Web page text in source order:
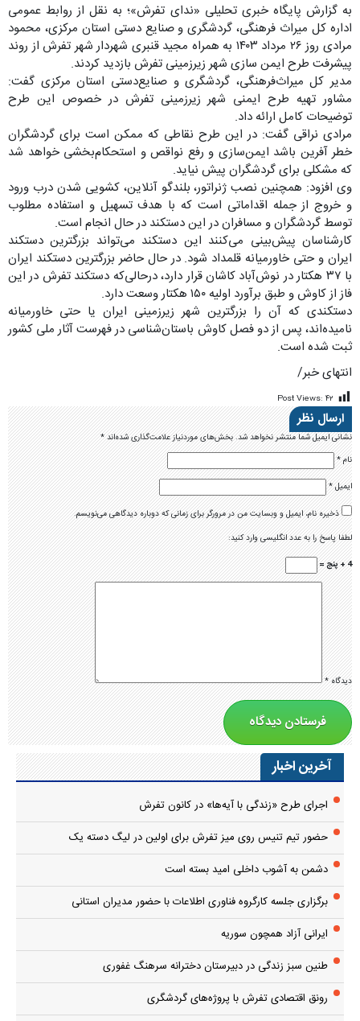
به گزارش پایگاه خبری تحلیلی «ندای تفرش»؛ به نقل از روابط‌ عمومی
اداره‌ کل میراث‌ فرهنگی، گردشگری و صنایع‌ دستی استان مرکزی، محمود
مرادی روز ۲۶ مرداد ۱۴۰۳ به همراه مجید قنبری شهردار شهر تفرش از روند
پیشرفت طرح ایمن سازی شهر زیرزمینی تفرش بازدید کردند.
مدیر کل میراث‌فرهنگی، گردشگری و صنایع‌دستی استان مرکزی گفت:
مشاور تهیه طرح ایمنی شهر زیرزمینی تفرش در خصوص این طرح
توضیحات کامل ارائه داد.
مرادی نراقی گفت: در این طرح نقاطی که ممکن است برای گردشگران
خطر آفرین باشد ایمن‌سازی و رفع نواقص و استحکام‌بخشی خواهد شد
که مشکلی برای گردشگران پیش نیاید.
وی افزود: همچنین نصب ژنراتور، بلندگو آنلاین، کشویی شدن درب ورود
و خروج از جمله اقداماتی است که با هدف تسهیل و استفاده مطلوب
توسط گردشگران و مسافران در این دستکند در حال انجام است.
کارشناسان پیش‌بینی می‌کنند این دستکند می‌تواند بزرگترین دستکند
ایران و حتی خاورمیانه قلمداد شود. در حال حاضر بزرگترین دستکند ایران
با ۳۷ هکتار در نوش‌آباد کاشان قرار دارد، درحالی‌که دستکند تفرش در این
فاز از کاوش و طبق برآورد اولیه ۱۵۰ هکتار وسعت دارد.
دستکندی که آن را بزرگترین شهر زیرزمینی ایران یا حتی خاورمیانه
نامیده‌اند‏، پس از دو فصل کاوش باستان‌شناسی در فهرست آثار ملی کشور
ثبت شده است.‎
انتهای خبر/
Post Views: ۴۲
ارسال نظر
نشانی ایمیل شما منتشر نخواهد شد.بخش‌های موردنیاز علامت‌گذاری شده‌اند*
نام*
ایمیل*
ذخیره نام، ایمیل و وبسایت من در مرورگر برای زمانی که دوباره دیدگاهی می‌نویسم.
لطفا پاسخ را به عدد انگلیسی وارد کنید:
4 + پنج =
دیدگاه*
آخرین اخبار
اجرای طرح «زندگی با آیه‌ها» در کانون تفرش
حضور تیم تنیس روی میز تفرش برای اولین در لیگ دسته یک
دشمن به آشوب داخلی امید بسته است
برگزاری جلسه کارگروه فناوری اطلاعات با حضور مدیران استانی
ایرانی آزاد همچون سوریه
طنین سبز زندگی در دبیرستان دخترانه سرهنگ غفوری
رونق اقتصادی تفرش با پروژه‌های گردشگری